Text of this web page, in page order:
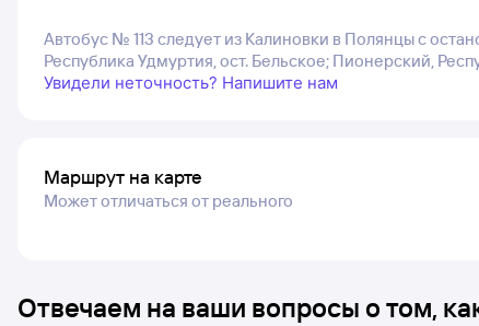
Автобус № 113 следует из Калиновки в Полянцы с
Республика Удмуртия, ост. Бельское; Пионерский,
Увидели неточность? Напишите нам
Маршрут на карте
Может отличаться от реального
Отвечаем на ваши вопросы о том,